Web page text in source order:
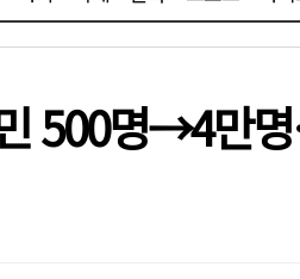
500명→4만